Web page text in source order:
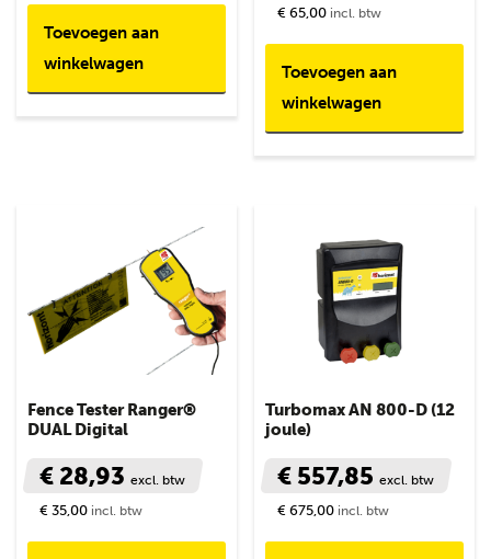
Toevoegen aan
winkelwagen
€ 65,00 incl. btw
Toevoegen aan
winkelwagen
Fence Tester Ranger®
DUAL Digital
€ 28,93 excl. btw
€ 35,00 incl. btw
Turbomax AN 800-D (12
joule)
€ 557,85excl. btw
€ 675,00 incl. btw